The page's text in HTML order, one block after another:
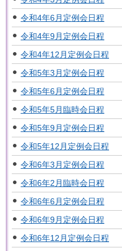
令和4年6月定例会日程
令和4年9月定例会日程
令和4年12月定例会日程
令和5年3月定例会日程
令和5年6月定例会日程
令和5年5月臨時会日程
令和5年9月定例会日程
令和5年12月定例会日程
令和6年3月定例会日程
令和6年2月臨時会日程
令和6年6月定例会日程
令和6年9月定例会日程
令和6年12月定例会日程